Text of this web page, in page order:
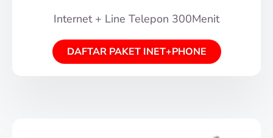
Internet + Line Telepon 300Menit
DAFTAR PAKET INET+PHONE